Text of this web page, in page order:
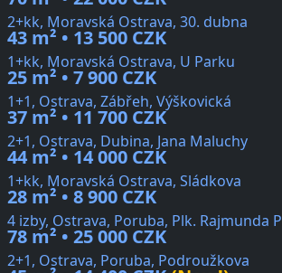
2+kk, Moravská Ostrava, 30. dubna
43 m² • 13 500 CZK
1+kk, Moravská Ostrava, U Parku
25 m² • 7 900 CZK
1+1, Ostrava, Zábřeh, Výškovická
37 m² • 11 700 CZK
2+1, Ostrava, Dubina, Jana Maluchy
44 m² • 14 000 CZK
1+kk, Moravská Ostrava, Sládkova
28 m² • 8 900 CZK
4 izby, Ostrava, Poruba, Plk. Rajmunda
78 m² • 25 000 CZK
2+1, Ostrava, Poruba, Podroužkova